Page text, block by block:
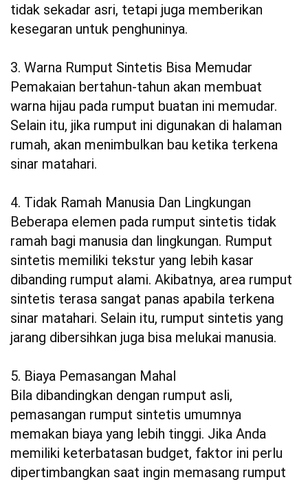
tidak sekadar asri, tetapi juga memberikan
kesegaran untuk penghuninya.
3. Warna Rumput Sintetis Bisa Memudar
Pemakaian bertahun-tahun akan membuat
warna hijau pada rumput buatan ini memudar.
Selain itu, jika rumput ini digunakan di halaman
rumah, akan menimbulkan bau ketika terkena
sinar matahari.
4. Tidak Ramah Manusia Dan Lingkungan
Beberapa elemen pada rumput sintetis tidak
ramah bagi manusia dan lingkungan. Rumput
sintetis memiliki tekstur yang lebih kasar
dibanding rumput alami. Akibatnya, area rumput
sintetis terasa sangat panas apabila terkena
sinar matahari. Selain itu, rumput sintetis yang
jarang dibersihkan juga bisa melukai manusia.
5. Biaya Pemasangan Mahal
Bila dibandingkan dengan rumput asli,
pemasangan rumput sintetis umumnya
memakan biaya yang lebih tinggi. Jika Anda
memiliki keterbatasan budget, faktor ini perlu
dipertimbangkan saat ingin memasang rumput